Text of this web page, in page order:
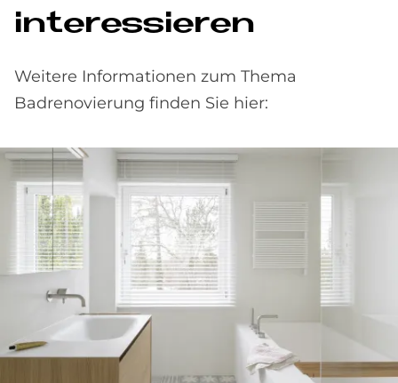
interessieren
Weitere Informationen zum Thema
Badrenovierung finden Sie hier: